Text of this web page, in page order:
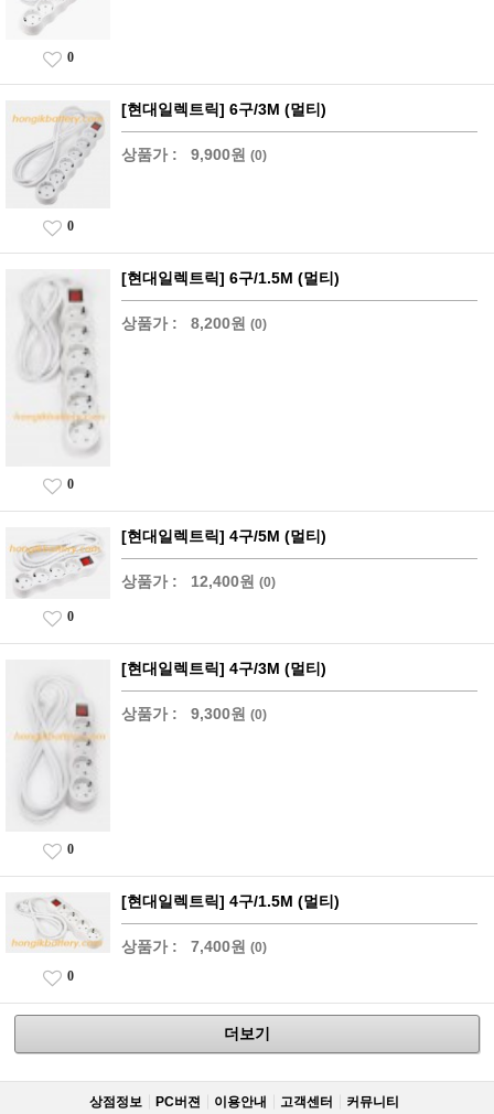
0
[현대일렉트릭] 6구/3M (멀티)
상품가 : 9,900원 (0)
0
[현대일렉트릭] 6구/1.5M (멀티)
상품가 : 8,200원 (0)
0
[현대일렉트릭] 4구/5M (멀티)
상품가 : 12,400원 (0)
0
[현대일렉트릭] 4구/3M (멀티)
상품가 : 9,300원 (0)
0
[현대일렉트릭] 4구/1.5M (멀티)
상품가 : 7,400원 (0)
0
더보기
상점정보 PC버젼 이용안내 고객센터 커뮤니티